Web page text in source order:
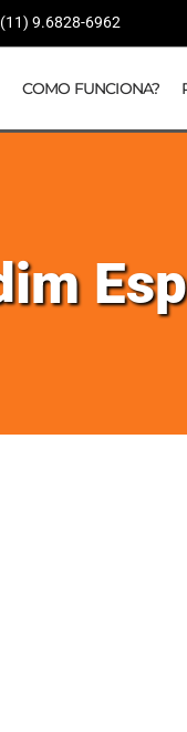
(11) 9.6828-6962
COMO FUNCIONA?